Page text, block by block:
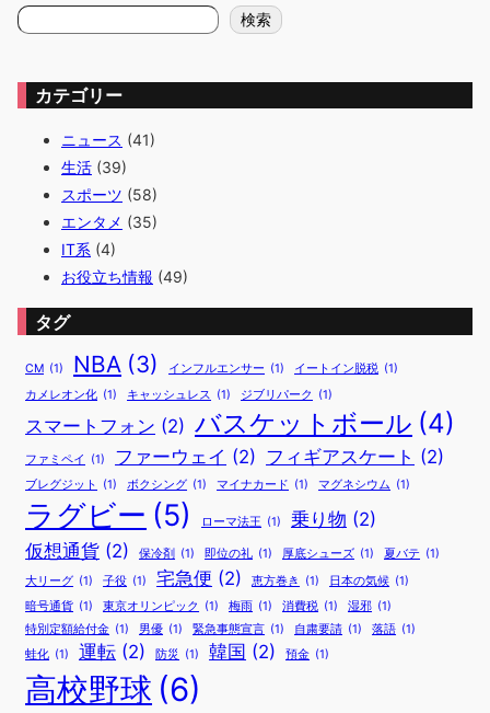
検
索
検索
カテゴリー
ニュース (41)
生活 (39)
スポーツ (58)
エンタメ (35)
IT系 (4)
お役立ち情報 (49)
タグ
CM (1) NBA (3) インフルエンサー (1) イートイン脱税 (1)
カメレオン化 (1) キャッシュレス (1) ジブリパーク (1)
スマートフォン (2) バスケットボール (4)
ファミペイ (1) ファーウェイ (2) フィギアスケート (2)
ブレグジット (1) ボクシング (1) マイナカード (1) マグネシウム (1)
ラグビー (5) ローマ法王 (1) 乗り物 (2)
仮想通貨 (2) 保冷剤 (1) 即位の礼 (1) 厚底シューズ (1) 夏バテ (1)
大リーグ (1) 子役 (1) 宅急便 (2) 恵方巻き (1) 日本の気候 (1)
暗号通貨 (1) 東京オリンピック (1) 梅雨 (1) 消費税 (1) 湿邪 (1)
特別定額給付金 (1) 男優 (1) 緊急事態宣言 (1) 自粛要請 (1) 落語 (1)
蛙化 (1) 運転 (2) 防災 (1) 韓国 (2) 預金 (1)
高校野球 (6)